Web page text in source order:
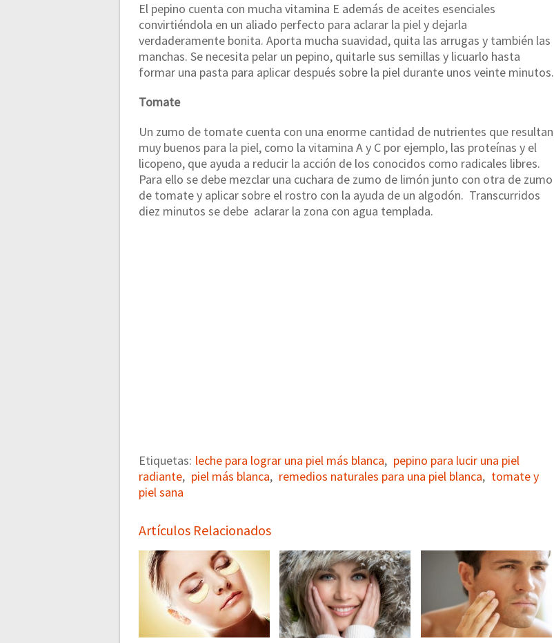
El pepino cuenta con mucha vitamina E además de aceites esenciales
convirtiéndola en un aliado perfecto para aclarar la piel y dejarla
verdaderamente bonita. Aporta mucha suavidad, quita las arrugas y también las
manchas. Se necesita pelar un pepino, quitarle sus semillas y licuarlo hasta
formar una pasta para aplicar después sobre la piel durante unos veinte minutos.
Tomate
Un zumo de tomate cuenta con una enorme cantidad de nutrientes que resultan
muy buenos para la piel, como la vitamina A y C por ejemplo, las proteínas y el
licopeno, que ayuda a reducir la acción de los conocidos como radicales libres.
Para ello se debe mezclar una cuchara de zumo de limón junto con otra de zumo
de tomate y aplicar sobre el rostro con la ayuda de un algodón. Transcurridos
diez minutos se debe aclarar la zona con agua templada.
Etiquetas: leche para lograr una piel más blanca, pepino para lucir una piel
radiante, piel más blanca, remedios naturales para una piel blanca, tomate y
piel sana
Artículos Relacionados